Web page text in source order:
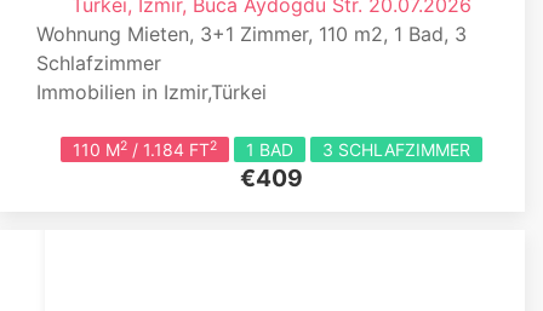
Türkei, Izmir, Buca Aydogdu Str. 20.07.2026
Wohnung Mieten, 3+1 Zimmer, 110 m2, 1 Bad, 3
Schlafzimmer
Immobilien in Izmir,Türkei
110 M2 / 1.184 FT2 1 BAD 3 SCHLAFZIMMER
€409